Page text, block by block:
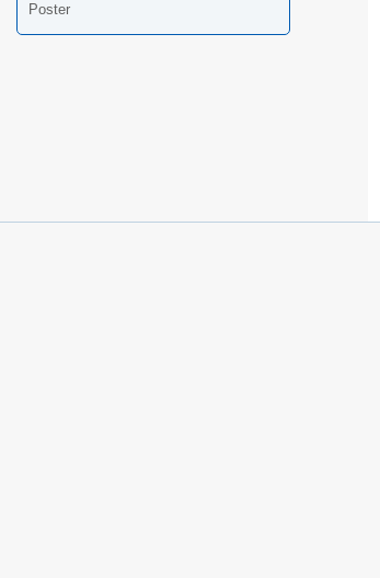
Poster